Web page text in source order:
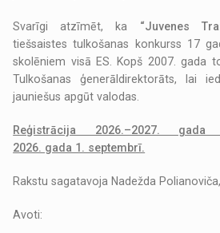
Svarīgi atzīmēt, ka “Juvenes
tiešsaistes tulkošanas konkurss 17
skolēniem visā ES. Kopš 2007. gada
Tulkošanas ģenerāldirektorāts, lai
jauniešus apgūt valodas.
Reģistrācija 2026.–2027. gada
2026. gada 1. septembrī.
Rakstu sagatavoja Nadežda Polianoviča,
Avoti: